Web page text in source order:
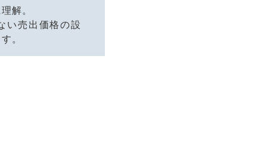
解。
い売出価格の設
。